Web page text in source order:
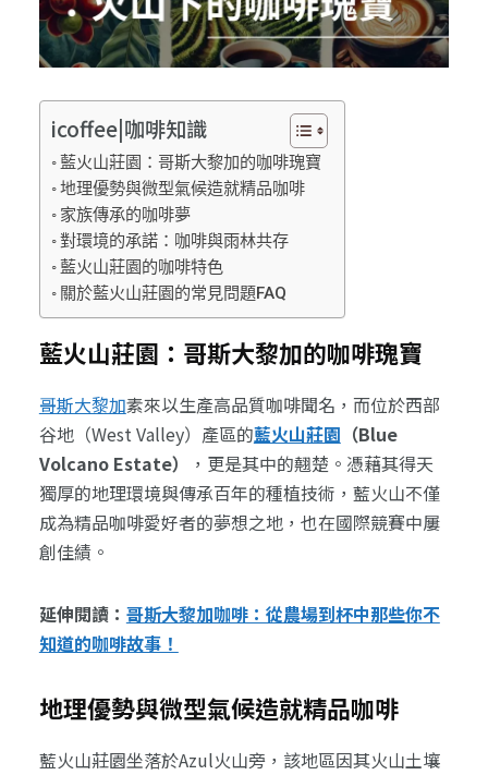
icoffee|咖啡知識
藍火山莊園：哥斯大黎加的咖啡瑰寶
地理優勢與微型氣候造就精品咖啡
家族傳承的咖啡夢
對環境的承諾：咖啡與雨林共存
藍火山莊園的咖啡特色
關於藍火山莊園的常見問題FAQ
藍火山莊園：哥斯大黎加的咖啡瑰寶
哥斯大黎加素來以生產高品質咖啡聞名，而位於西部
谷地（West Valley）產區的藍火山莊園 （Blue
Volcano Estate）
，更是其中的翹楚。憑藉其得天
獨厚的地理環境與傳承百年的種植技術，藍火山不僅
成為精品咖啡愛好者的夢想之地，也在國際競賽中屢
創佳績。
延伸閱讀： 哥斯大黎加咖啡：從農場到杯中那些你不
知道的咖啡故事！
地理優勢與微型氣候造就精品咖啡
藍火山莊園坐落於Azul火山旁，該地區因其火山土壤